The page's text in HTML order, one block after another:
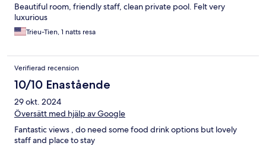
Beautiful room, friendly staff, clean private pool. Felt very
luxurious
Trieu-Tien, 1 natts resa
Verifierad recension
10/10 Enastående
29 okt. 2024
Översätt med hjälp av Google
Fantastic views , do need some food drink options but lovely
staff and place to stay